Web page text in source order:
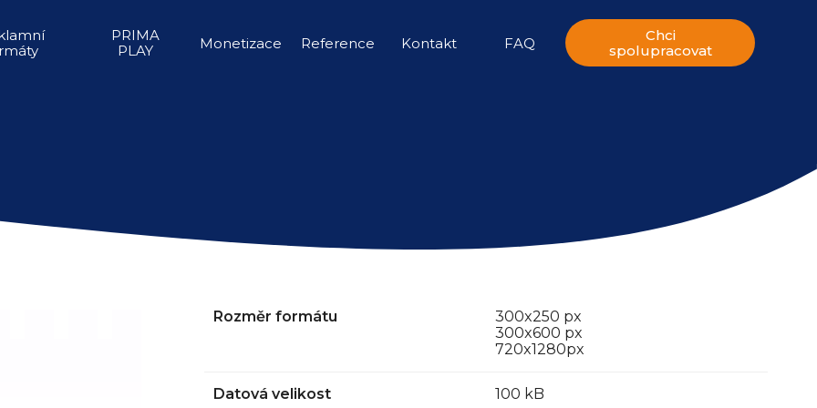
PRIMA
PLAY
Monetizace Reference Kontakt FAQ
Chci
spolupracovat
Mobilní vignette
Rozměr formátu
300x250 px
300x600 px
720x1280px
Datová velikost 100 kB